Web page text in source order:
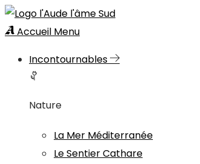
Accueil Menu
Incontournables
Nature
La Mer Méditerranée
Le Sentier Cathare